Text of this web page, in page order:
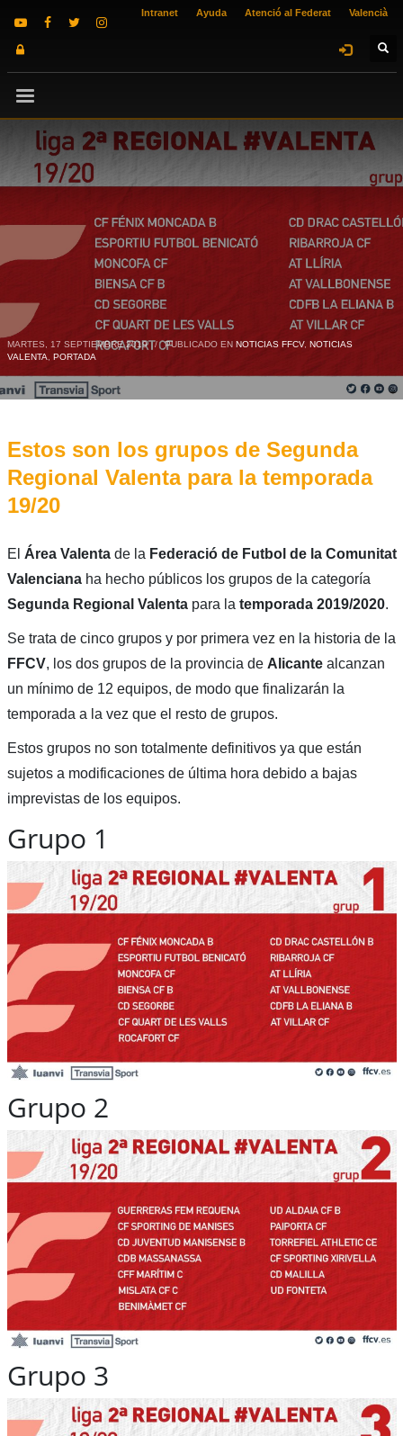
Intranet Ayuda Atenció al Federat Valencià
MARTES, 17 SEPTIEMBRE 2019 / PUBLICADO EN NOTICIAS FFCV, NOTICIAS
VALENTA
PORTADA
Estos son los grupos de Segunda
Regional Valenta para la temporada
19/20
El Área Valenta de la Federació de Futbol de la Comunitat
Valenciana ha hecho públicos los grupos de la categoría
Segunda Regional Valentapara la temporada 2019/2020.
Se trata de cinco grupos y por primera vez en la historia de la
FFCV, los dos grupos de la provincia de Alicantealcanzan
un mínimo de 12 equipos, de modo que finalizarán la
temporada a la vez que el resto de grupos.
Estos grupos no son totalmente definitivos ya que están
sujetos a modificaciones de última hora debido a bajas
imprevistas de los equipos.
Grupo 1
Grupo 2
Grupo 3